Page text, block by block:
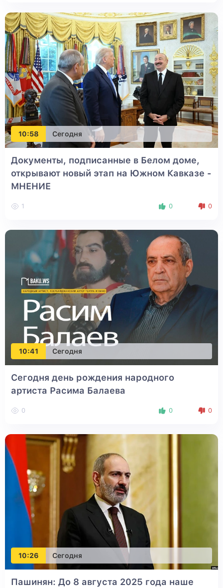
10:58 Сегодня
Документы, подписанные в Белом доме,
открывают новый этап на Южном Кавказе -
МНЕНИЕ
1 0 0
10:41 Сегодня
Сегодня день рождения народного
артиста Расима Балаева
0 0 0
10:26 Сегодня
Пашинян: До 8 августа 2025 года наше